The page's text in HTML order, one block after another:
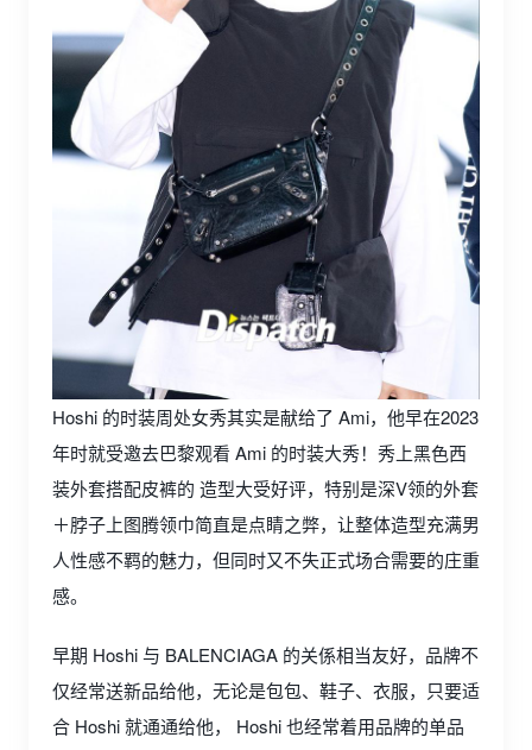
Hoshi 的时装周处女秀其实是献给了 Ami，他早在2023
年时就受邀去巴黎观看 Ami 的时装大秀！秀上黑色西
装外套搭配皮裤的 造型大受好评，特别是深V领的外套
＋脖子上图腾领巾简直是点睛之弊，让整体造型充满男
人性感不羁的魅力，但同时又不失正式场合需要的庄重
感。
早期 Hoshi 与 BALENCIAGA 的关係相当友好，品牌不
仅经常送新品给他，无论是包包、鞋子、衣服，只要适
合 Hoshi 就通通给他， Hoshi 也经常着用品牌的单品